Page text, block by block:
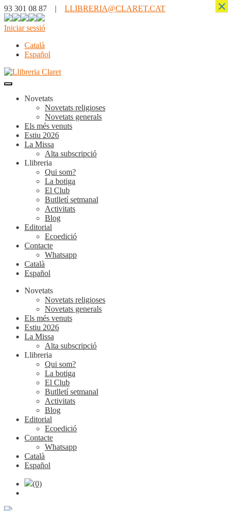
93 301 08 87 | LLIBRERIA@CLARET.CAT
Iniciar sessió
Català
Español
Novetats
Novetats religioses
Novetats generals
Els més venuts
Estiu 2026
La Missa
Alta subscripció
Llibreria
Qui som?
La botiga
El Club
Butlletí setmanal
Activitats
Blog
Editorial
Ecoedició
Contacte
Whatsapp
Català
Español
Novetats
Novetats religioses
Novetats generals
Els més venuts
Estiu 2026
La Missa
Alta subscripció
Llibreria
Qui som?
La botiga
El Club
Butlletí setmanal
Activitats
Blog
Editorial
Ecoedició
Contacte
Whatsapp
Català
Español
(0)
×